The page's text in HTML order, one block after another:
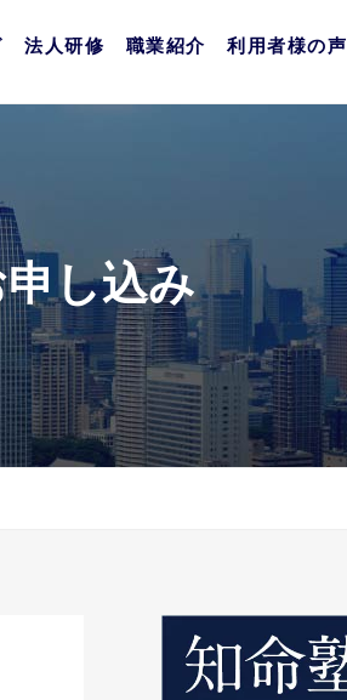
法人研修 職業紹介 利用者様の声
し込み